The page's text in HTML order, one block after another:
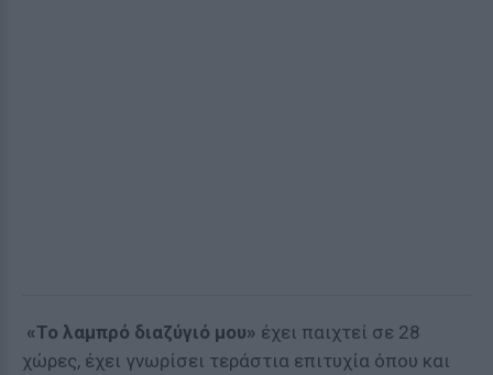
«Το λαμπρό διαζύγιό μου» έχει παιχτεί σε 28
χώρες, έχει γνωρίσει τεράστια επιτυχία όπου και